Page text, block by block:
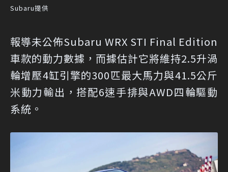
Subaru提供
報導未公佈Subaru WRX STI Final Edition
車款的動力數據，而據估計它將維持2.5升渦
輪增壓4缸引擎的300匹最大馬力與41.5公斤
米動力輸出，搭配6速手排與AWD四輪驅動
系統。